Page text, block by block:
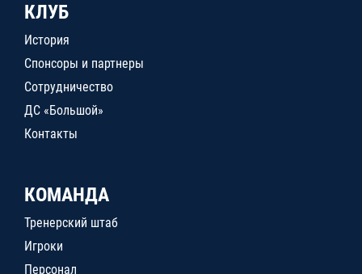
КЛУБ
История
Спонсоры и партнеры
Сотрудничество
ДС «Большой»
Контакты
КОМАНДА
Тренерский штаб
Игроки
Персонал